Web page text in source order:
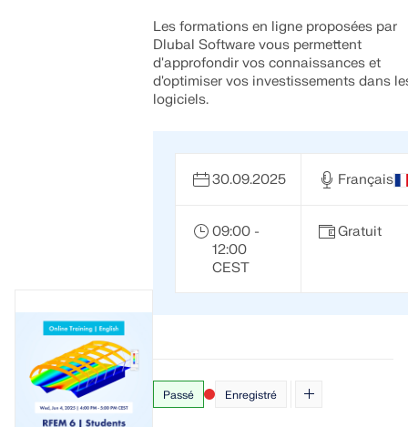
Les formations en ligne proposées par
Dlubal Software vous permettent
d'approfondir vos connaissances et
d'optimiser vos investissements dans
logiciels.
30.09.2025 Français
09:00 -
12:00
CEST
Gratuit
Passé Enregistré